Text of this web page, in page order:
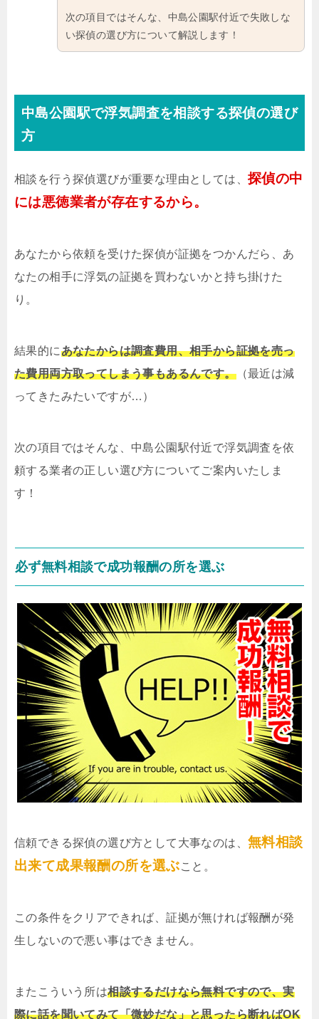
次の項目ではそんな、中島公園駅付近で失敗しな
い探偵の選び方について解説します！
中島公園駅で浮気調査を相談する探偵の選び
方
相談を行う探偵選びが重要な理由としては、 探偵の中
には悪徳業者が存在するから。
あなたから依頼を受けた探偵が証拠をつかんだら、あ
なたの相手に浮気の証拠を買わないかと持ち掛けた
り。
結果的にあなたからは調査費用、相手から証拠を売っ
た費用両方取ってしまう事もあるんです。（最近は減
ってきたみたいですが…）
次の項目ではそんな、中島公園駅付近で浮気調査を依
頼する業者の正しい選び方についてご案内いたしま
す！
必ず無料相談で成功報酬の所を選ぶ
信頼できる探偵の選び方として大事なのは、 無料相談
出来て成果報酬の所を選ぶこと。
この条件をクリアできれば、証拠が無ければ報酬が発
生しないので悪い事はできません。
またこういう所は相談するだけなら無料ですので、実
際に話を聞いてみて「微妙だな」と思ったら断ればOK